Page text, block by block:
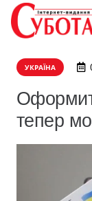
УКРАЇНА
тепер